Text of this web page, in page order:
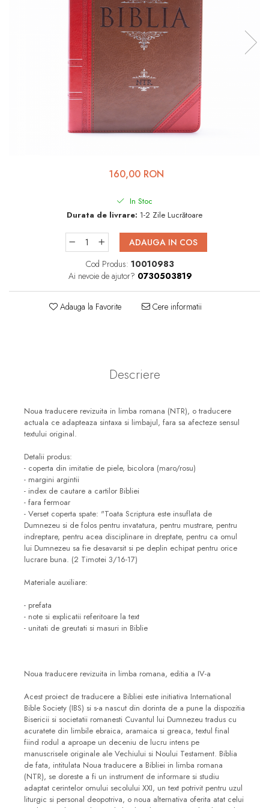
Viața de Familie
Prietenie, Logodnă și
Cărți de Colorat
Adolescenți și Tineri
Conducerea și Păstorirea
Lucrarea cu Copiii și Tinerii
Grupuri Mici
Devoționale/Meditații
Finanțe
Romane, Nuvele și Povestiri
Reviste
Poezii
160,00 RON
In Stoc
Durata de livrare: 1-2 Zile Lucrătoare
ADAUGA IN COS
Cod Produs: 10010983
Ai nevoie de ajutor? 0730503819
Adauga la Favorite Cere informatii
Descriere
Noua traducere revizuita in limba romana (NTR), o traducere
actuala ce adapteaza sintaxa si limbajul, fara sa afecteze sensul
textului original.
Detalii produs:
- coperta din imitatie de piele, bicolora (maro/rosu)
- margini argintii
- index de cautare a cartilor Bibliei
- fara fermoar
- Verset coperta spate: "Toata Scriptura este insuflata de
Dumnezeu si de folos pentru invatatura, pentru mustrare, pentru
indreptare, pentru acea disciplinare in dreptate, pentru ca omul
lui Dumnezeu sa fie desavarsit si pe deplin echipat pentru orice
lucrare buna. (2 Timotei 3/16-17)
Materiale auxiliare:
- prefata
- note si explicatii referitoare la text
- unitati de greutati si masuri in Biblie
Noua traducere revizuita in limba romana, editia a IV-a
Acest proiect de traducere a Bibliei este initiativa International
Bible Society (IBS) si s-a nascut din dorinta de a pune la dispozitia
Bisericii si societatii romanesti Cuvantul lui Dumnezeu tradus cu
acuratete din limbile ebraica, aramaica si greaca, textul final
fiind rodul a aproape un deceniu de lucru intens pe
manuscrisele originale ale Vechiului si Noului Testament. Biblia
de fata, intitulata Noua traducere a Bibliei in limba romana
(NTR), se doreste a fi un instrument de informare si studiu
adaptat cerintelor omului secolului XXI, un text potrivit pentru uzul
liturgic si personal deopotriva, o noua alternativa oferita atat celui